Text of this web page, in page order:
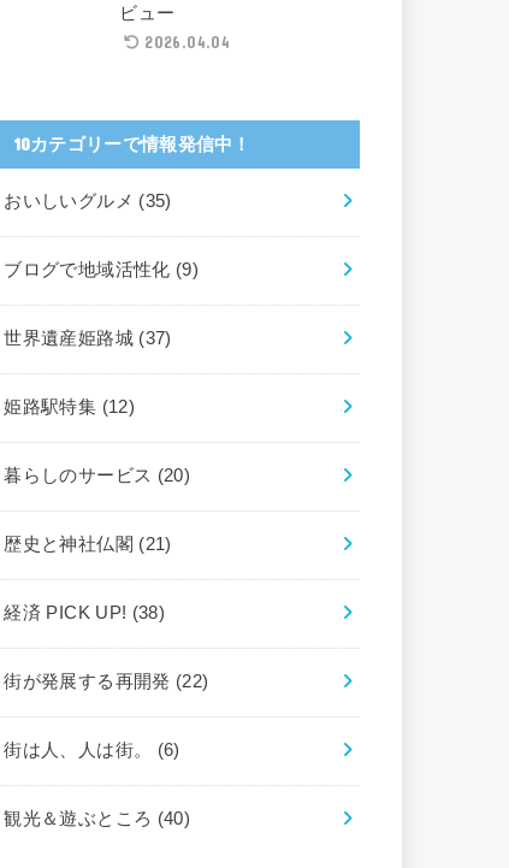
ビュー
2026.04.04
10カテゴリーで情報発信中！
おいしいグルメ (35)
ブログで地域活性化 (9)
世界遺産姫路城 (37)
姫路駅特集 (12)
暮らしのサービス (20)
歴史と神社仏閣 (21)
経済 PICK UP! (38)
街が発展する再開発 (22)
街は人、人は街。 (6)
観光＆遊ぶところ (40)